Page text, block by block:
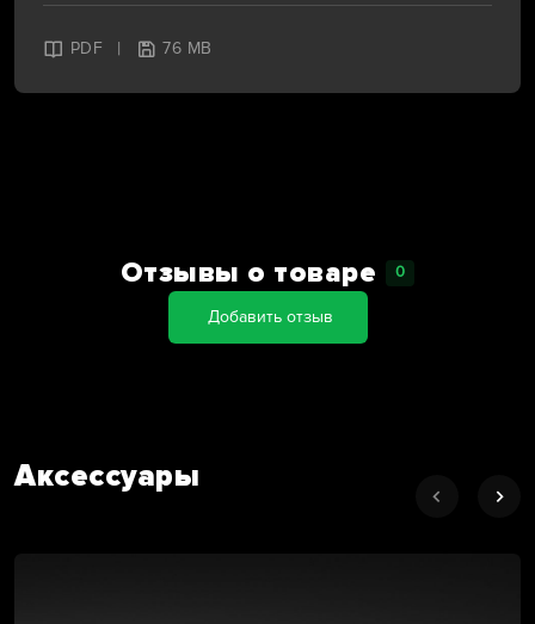
PDF | 76 MB
Отзывы о товаре 0
Добавить отзыв
Аксессуары